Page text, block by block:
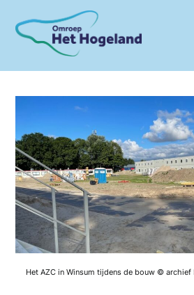
content
Het AZC in Winsum tijdens de bouw © archief